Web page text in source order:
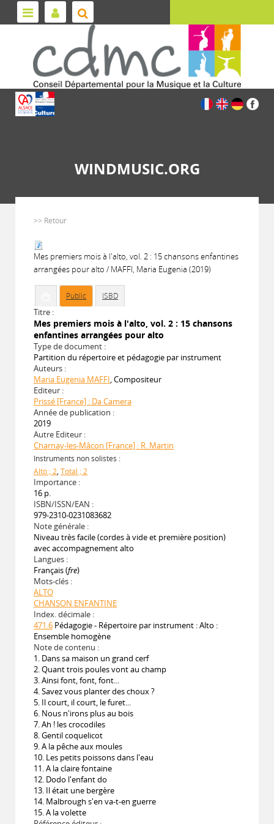
WINDMUSIC.ORG
>> Retour
Mes premiers mois à l'alto, vol. 2 : 15 chansons enfantines
arrangées pour alto / MAFFI, Maria Eugenia (2019)
Public ISBD
Titre :
Mes premiers mois à l'alto, vol. 2 : 15 chansons
enfantines arrangées pour alto
Type de document :
Partition du répertoire et pédagogie par instrument
Auteurs :
Maria Eugenia MAFFI, Compositeur
Editeur :
Prissé [France] : Da Camera
Année de publication :
2019
Autre Editeur :
Charnay-les-Mâcon [France] : R. Martin
Instruments non solistes :
Alto ; 2, Total ; 2
Importance :
16 p.
ISBN/ISSN/EAN :
979-2310-0231083682
Note générale :
Niveau très facile (cordes à vide et première position)
avec accompagnement alto
Langues :
Français (fre)
Mots-clés :
ALTO
CHANSON ENFANTINE
Index. décimale :
471.6 Pédagogie - Répertoire par instrument : Alto :
Ensemble homogène
Note de contenu :
1. Dans sa maison un grand cerf
2. Quant trois poules vont au champ
3. Ainsi font, font, font...
4. Savez vous planter des choux ?
5. Il court, il court, le furet...
6. Nous n'irons plus au bois
7. Ah ! les crocodiles
8. Gentil coquelicot
9. A la pêche aux moules
10. Les petits poissons dans l'eau
11. A la claire fontaine
12. Dodo l'enfant do
13. Il était une bergère
14. Malbrough s'en va-t-en guerre
15. A la volette